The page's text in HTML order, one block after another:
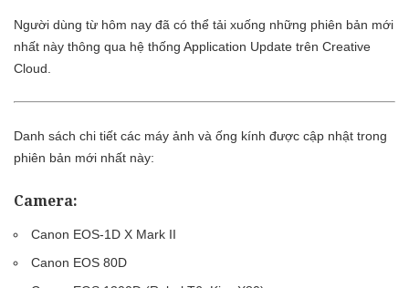
Người dùng từ hôm nay đã có thể tải xuống những phiên bản mới
nhất này thông qua hệ thống Application Update trên Creative
Cloud.
Danh sách chi tiết các máy ảnh và ống kính được cập nhật trong
phiên bản mới nhất này:
Camera:
Canon EOS-1D X Mark II
Canon EOS 80D